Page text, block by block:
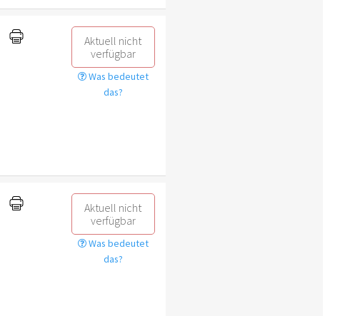
Aktuell nicht
verfügbar
Was bedeutet
das?
Aktuell nicht
verfügbar
Was bedeutet
das?